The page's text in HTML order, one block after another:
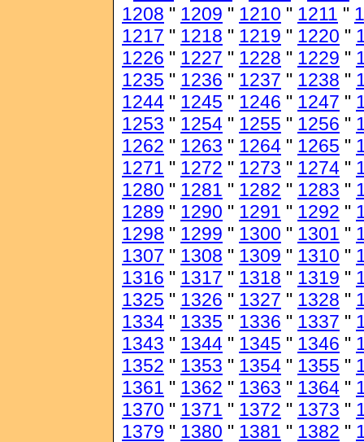
1208 " 1209 " 1210 " 1211 "
1217 " 1218 " 1219 " 1220 "
1226 " 1227 " 1228 " 1229 "
1235 " 1236 " 1237 " 1238 "
1244 " 1245 " 1246 " 1247 "
1253 " 1254 " 1255 " 1256 "
1262 " 1263 " 1264 " 1265 "
1271 " 1272 " 1273 " 1274 "
1280 " 1281 " 1282 " 1283 "
1289 " 1290 " 1291 " 1292 "
1298 " 1299 " 1300 " 1301 "
1307 " 1308 " 1309 " 1310 "
1316 " 1317 " 1318 " 1319 "
1325 " 1326 " 1327 " 1328 "
1334 " 1335 " 1336 " 1337 "
1343 " 1344 " 1345 " 1346 "
1352 " 1353 " 1354 " 1355 "
1361 " 1362 " 1363 " 1364 "
1370 " 1371 " 1372 " 1373 "
1379 " 1380 " 1381 " 1382 "